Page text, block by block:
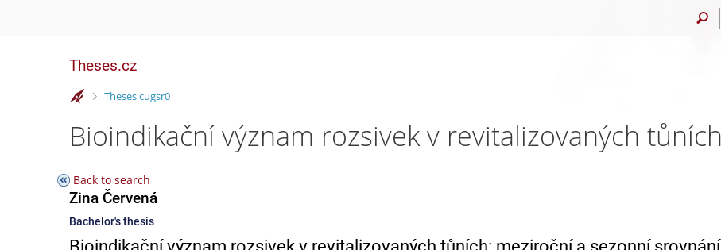
Theses.cz
>
Theses cugsr0
Back to search
Zina Červená
Bachelor's thesis